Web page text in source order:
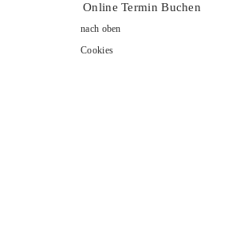
Online Termin Buchen
nach oben
Cookies